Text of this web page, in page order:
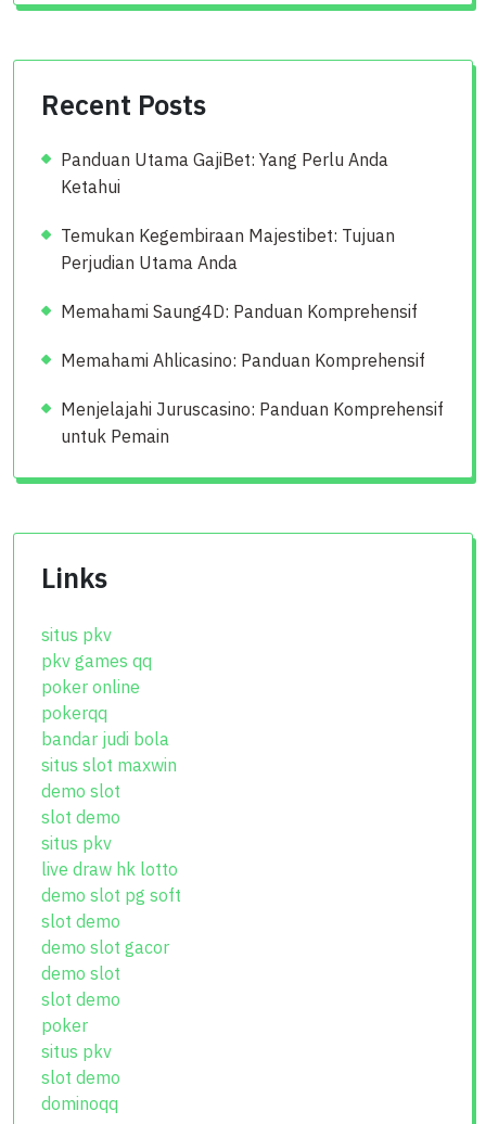
Recent Posts
Panduan Utama GajiBet: Yang Perlu Anda
Ketahui
Temukan Kegembiraan Majestibet: Tujuan
Perjudian Utama Anda
Memahami Saung4D: Panduan Komprehensif
Memahami Ahlicasino: Panduan Komprehensif
Menjelajahi Juruscasino: Panduan Komprehensif
untuk Pemain
Links
situs pkv
pkv games qq
poker online
pokerqq
bandar judi bola
situs slot maxwin
demo slot
slot demo
situs pkv
live draw hk lotto
demo slot pg soft
slot demo
demo slot gacor
demo slot
slot demo
poker
situs pkv
slot demo
dominoqq